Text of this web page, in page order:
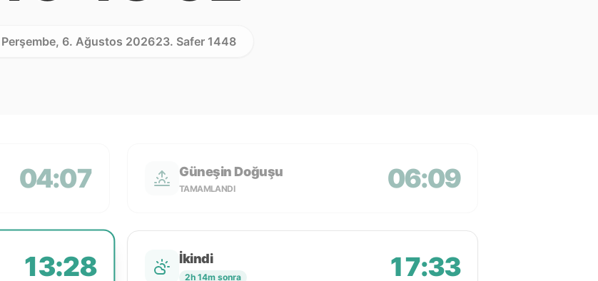
Perşembe, 6. Ağustos 202623. Safer 1448
04:07 Güneşin Doğuşu
TAMAMLANDI 06:09
13:28 İkindi
2h 14m sonra 17:33